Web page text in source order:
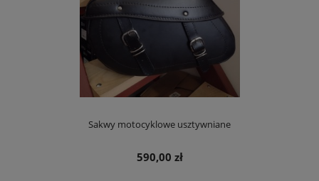
Sakwy motocyklowe usztywniane
590,00 zł